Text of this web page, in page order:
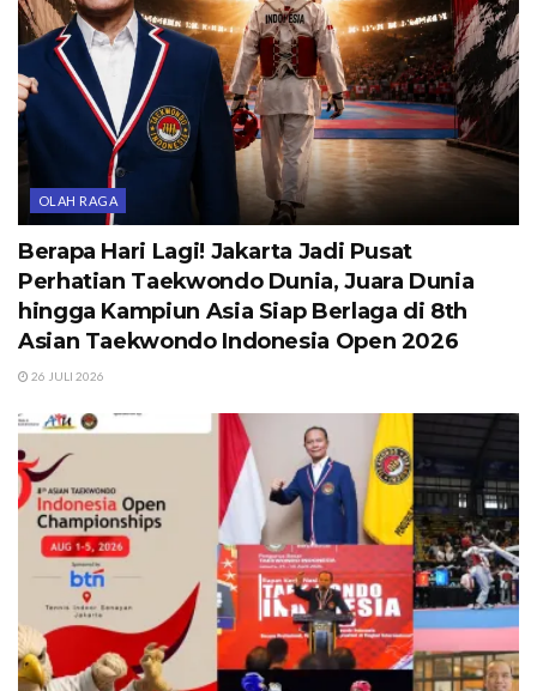
OLAH RAGA
Berapa Hari Lagi! Jakarta Jadi Pusat
Perhatian Taekwondo Dunia, Juara Dunia
hingga Kampiun Asia Siap Berlaga di 8th
Asian Taekwondo Indonesia Open 2026
26 JULI 2026